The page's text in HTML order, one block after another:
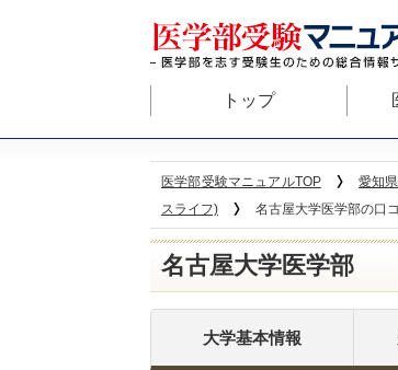
トップ
医学部受験マニュアルTOP 愛知
スライフ)
名古屋大学医学部の口
名古屋大学医学部
大学基本情報